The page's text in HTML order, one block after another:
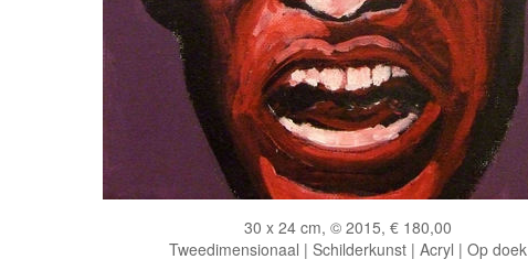
30 x 24 cm, © 2015, € 180,00
Tweedimensionaal | Schilderkunst | Acryl | Op doek